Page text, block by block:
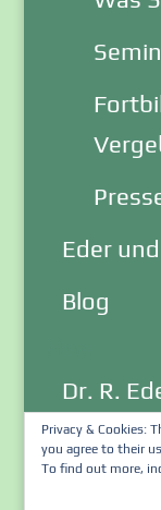
Privacy & Cookies:
you agree to their
To find out more,
Eder
Blog
Dr. R.